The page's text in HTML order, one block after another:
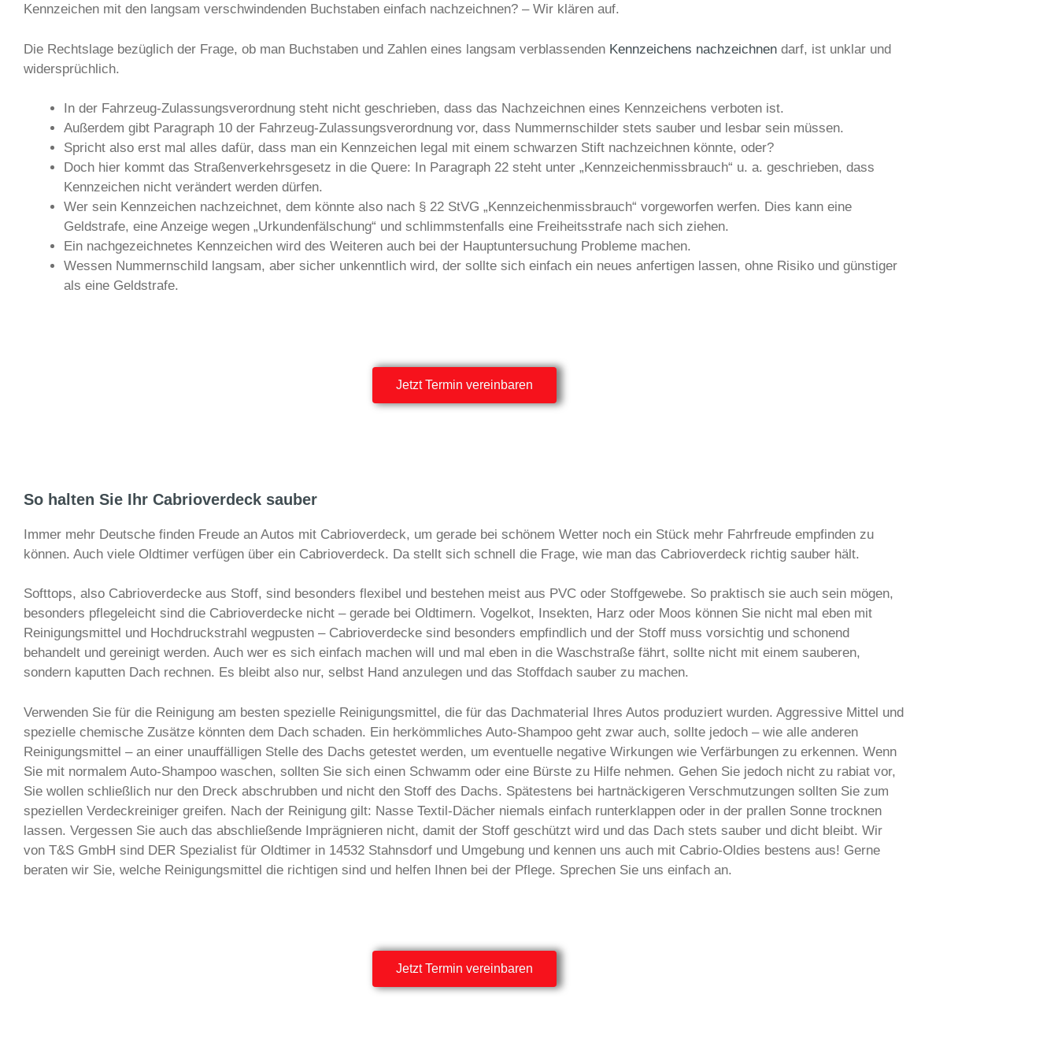
Kennzeichen mit den langsam verschwindenden Buchstaben einfach nachzeichnen? – Wir klären auf.
Die Rechtslage bezüglich der Frage, ob man Buchstaben und Zahlen eines langsam verblassenden Kennzeichens nachzeichnen darf, ist unklar und
widersprüchlich.
In der Fahrzeug-Zulassungsverordnung steht nicht geschrieben, dass das Nachzeichnen eines Kennzeichens verboten ist.
Außerdem gibt Paragraph 10 der Fahrzeug-Zulassungsverordnung vor, dass Nummernschilder stets sauber und lesbar sein müssen.
Spricht also erst mal alles dafür, dass man ein Kennzeichen legal mit einem schwarzen Stift nachzeichnen könnte, oder?
Doch hier kommt das Straßenverkehrsgesetz in die Quere: In Paragraph 22 steht unter „Kennzeichenmissbrauch“ u. a. geschrieben, dass
Kennzeichen nicht verändert werden dürfen.
Wer sein Kennzeichen nachzeichnet, dem könnte also nach § 22 StVG „Kennzeichenmissbrauch“ vorgeworfen werfen. Dies kann eine
Geldstrafe, eine Anzeige wegen „Urkundenfälschung“ und schlimmstenfalls eine Freiheitsstrafe nach sich ziehen.
Ein nachgezeichnetes Kennzeichen wird des Weiteren auch bei der Hauptuntersuchung Probleme machen.
Wessen Nummernschild langsam, aber sicher unkenntlich wird, der sollte sich einfach ein neues anfertigen lassen, ohne Risiko und günstiger
als eine Geldstrafe.
Jetzt Termin vereinbaren
So halten Sie Ihr Cabrioverdeck sauber
Immer mehr Deutsche finden Freude an Autos mit Cabrioverdeck, um gerade bei schönem Wetter noch ein Stück mehr Fahrfreude empfinden zu
können. Auch viele Oldtimer verfügen über ein Cabrioverdeck. Da stellt sich schnell die Frage, wie man das Cabrioverdeck richtig sauber hält.
Softtops, also Cabrioverdecke aus Stoff, sind besonders flexibel und bestehen meist aus PVC oder Stoffgewebe. So praktisch sie auch sein mögen,
besonders pflegeleicht sind die Cabrioverdecke nicht – gerade bei Oldtimern. Vogelkot, Insekten, Harz oder Moos können Sie nicht mal eben mit
Reinigungsmittel und Hochdruckstrahl wegpusten – Cabrioverdecke sind besonders empfindlich und der Stoff muss vorsichtig und schonend
behandelt und gereinigt werden. Auch wer es sich einfach machen will und mal eben in die Waschstraße fährt, sollte nicht mit einem sauberen,
sondern kaputten Dach rechnen. Es bleibt also nur, selbst Hand anzulegen und das Stoffdach sauber zu machen.
Verwenden Sie für die Reinigung am besten spezielle Reinigungsmittel, die für das Dachmaterial Ihres Autos produziert wurden. Aggressive Mittel und
spezielle chemische Zusätze könnten dem Dach schaden. Ein herkömmliches Auto-Shampoo geht zwar auch, sollte jedoch – wie alle anderen
Reinigungsmittel – an einer unauffälligen Stelle des Dachs getestet werden, um eventuelle negative Wirkungen wie Verfärbungen zu erkennen. Wenn
Sie mit normalem Auto-Shampoo waschen, sollten Sie sich einen Schwamm oder eine Bürste zu Hilfe nehmen. Gehen Sie jedoch nicht zu rabiat vor,
Sie wollen schließlich nur den Dreck abschrubben und nicht den Stoff des Dachs. Spätestens bei hartnäckigeren Verschmutzungen sollten Sie zum
speziellen Verdeckreiniger greifen. Nach der Reinigung gilt: Nasse Textil-Dächer niemals einfach runterklappen oder in der prallen Sonne trocknen
lassen. Vergessen Sie auch das abschließende Imprägnieren nicht, damit der Stoff geschützt wird und das Dach stets sauber und dicht bleibt. Wir
von T&S GmbH sind DER Spezialist für Oldtimer in 14532 Stahnsdorf und Umgebung und kennen uns auch mit Cabrio-Oldies bestens aus! Gerne
beraten wir Sie, welche Reinigungsmittel die richtigen sind und helfen Ihnen bei der Pflege. Sprechen Sie uns einfach an.
Jetzt Termin vereinbaren